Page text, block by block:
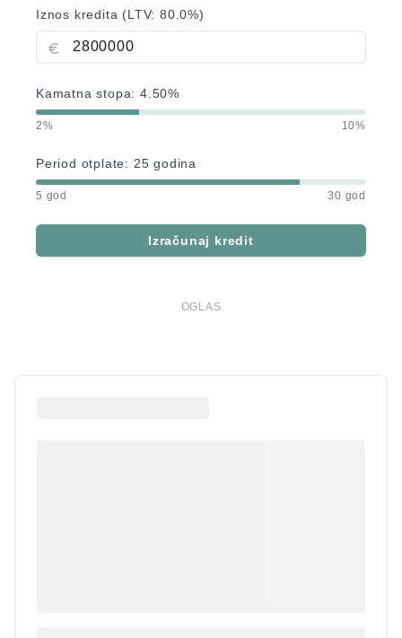
Iznos kredita (LTV:80.0%)
Kamatna stopa:4.50%
2% 10%
Period otplate: 25 godina
5 god 30 god
Izračunaj kredit
OGLAS